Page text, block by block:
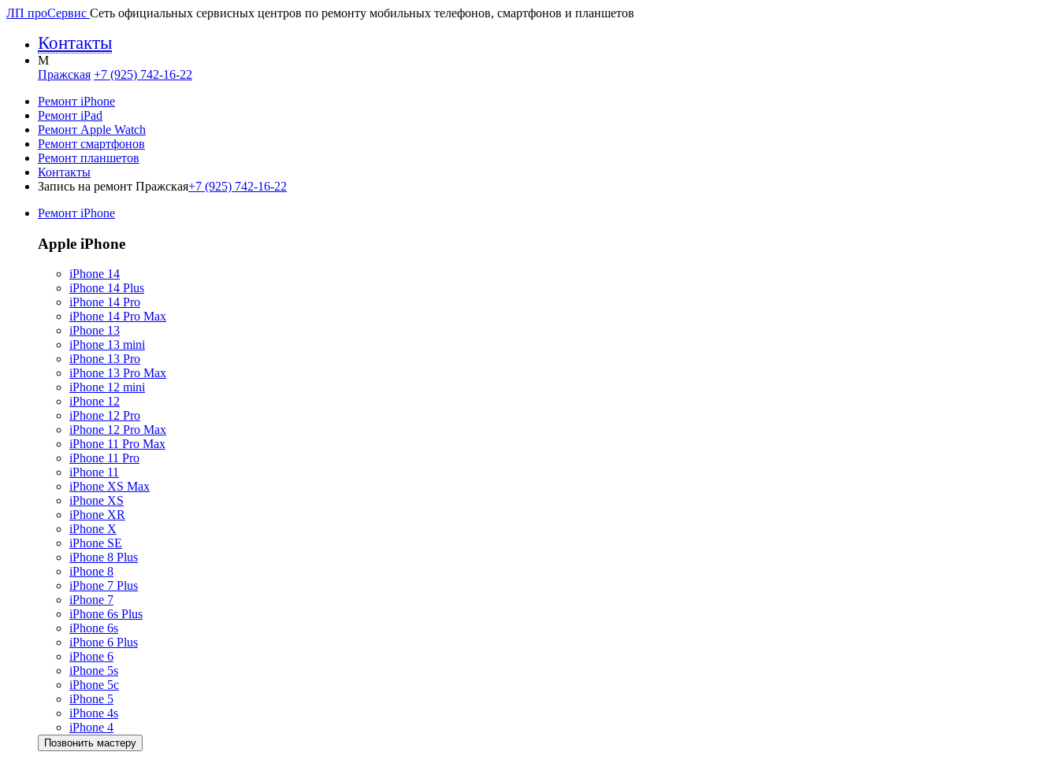
ЛП проСервис Сеть официальных сервисных центров по ремонту мобильных телефонов, смартфонов и планшетов
Контакты
M
Пражская +7 (925) 742-16-22
Ремонт iPhone
Ремонт iPad
Ремонт Apple Watch
Ремонт смартфонов
Ремонт планшетов
Контакты
Запись на ремонт Пражская+7 (925) 742-16-22
Ремонт iPhone
Apple iPhone
iPhone 14
iPhone 14 Plus
iPhone 14 Pro
iPhone 14 Pro Max
iPhone 13
iPhone 13 mini
iPhone 13 Pro
iPhone 13 Pro Max
iPhone 12 mini
iPhone 12
iPhone 12 Pro
iPhone 12 Pro Max
iPhone 11 Pro Max
iPhone 11 Pro
iPhone 11
iPhone XS Max
iPhone XS
iPhone XR
iPhone X
iPhone SE
iPhone 8 Plus
iPhone 8
iPhone 7 Plus
iPhone 7
iPhone 6s Plus
iPhone 6s
iPhone 6 Plus
iPhone 6
iPhone 5s
iPhone 5c
iPhone 5
iPhone 4s
iPhone 4
Позвонить мастеру